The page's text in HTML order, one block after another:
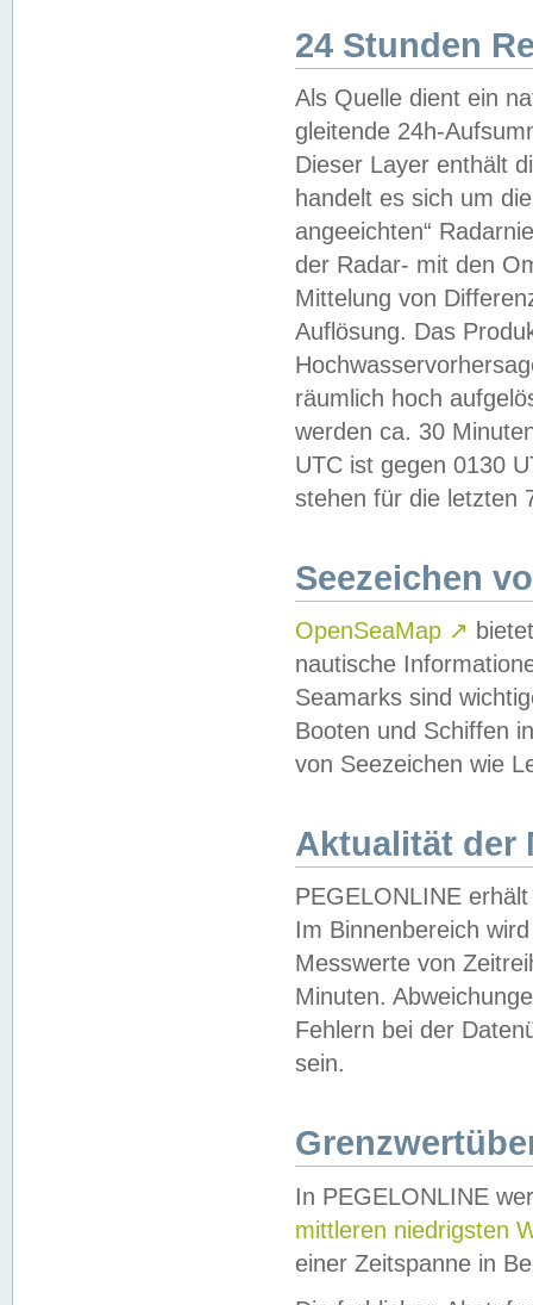
24 Stunden
Als Quelle dient ein
gleitende 24h-
Dieser Layer enthält
handelt es sich um
angeeichten“
der Radar- mit den
Mittelung von
Auflösung. Das
räumlich hoch
werden ca. 30
UTC ist gegen 0130
stehen für die letzten
Seezeichen
OpenSeaMap ↗
nautische
Seamarks sind
Booten und Schiffen
von Seezeichen wie
Aktualität der
PEGELONLINE
Im Binnenbereich
Messwerte von
Minuten.
Fehlern bei der
sein.
In PEGELONLINE
mittleren niedrigsten
einer Zeitspanne in